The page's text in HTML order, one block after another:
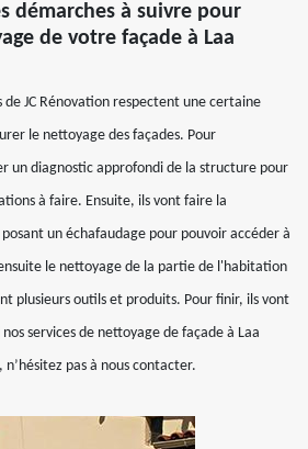
démarches à suivre pour
de votre façade à Laa
de JC Rénovation respectent une certaine
le nettoyage des façades. Pour
un diagnostic approfondi de la structure pour
à faire. Ensuite, ils vont faire la
un échafaudage pour pouvoir accéder à
le nettoyage de la partie de l'habitation
plusieurs outils et produits. Pour finir, ils vont
services de nettoyage de façade à Laa
pas à nous contacter.